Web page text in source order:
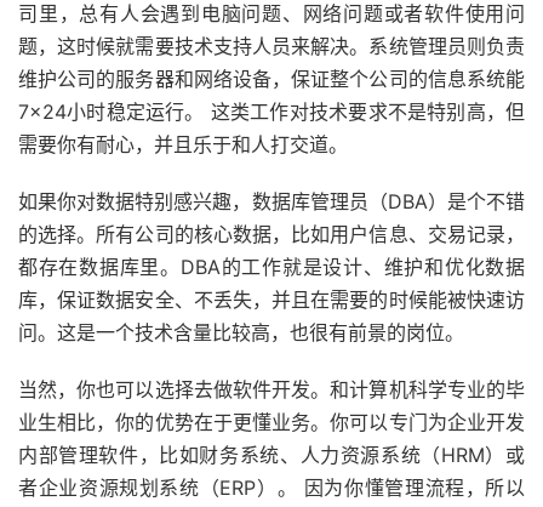
司里，总有人会遇到电脑问题、网络问题或者软件使用问
题，这时候就需要技术支持人员来解决。系统管理员则负责
维护公司的服务器和网络设备，保证整个公司的信息系统能
7×24小时稳定运行。 这类工作对技术要求不是特别高，但
需要你有耐心，并且乐于和人打交道。
如果你对数据特别感兴趣，数据库管理员（DBA）是个不错
的选择。所有公司的核心数据，比如用户信息、交易记录，
都存在数据库里。DBA的工作就是设计、维护和优化数据
库，保证数据安全、不丢失，并且在需要的时候能被快速访
问。这是一个技术含量比较高，也很有前景的岗位。
当然，你也可以选择去做软件开发。和计算机科学专业的毕
业生相比，你的优势在于更懂业务。你可以专门为企业开发
内部管理软件，比如财务系统、人力资源系统（HRM）或
者企业资源规划系统（ERP）。 因为你懂管理流程，所以